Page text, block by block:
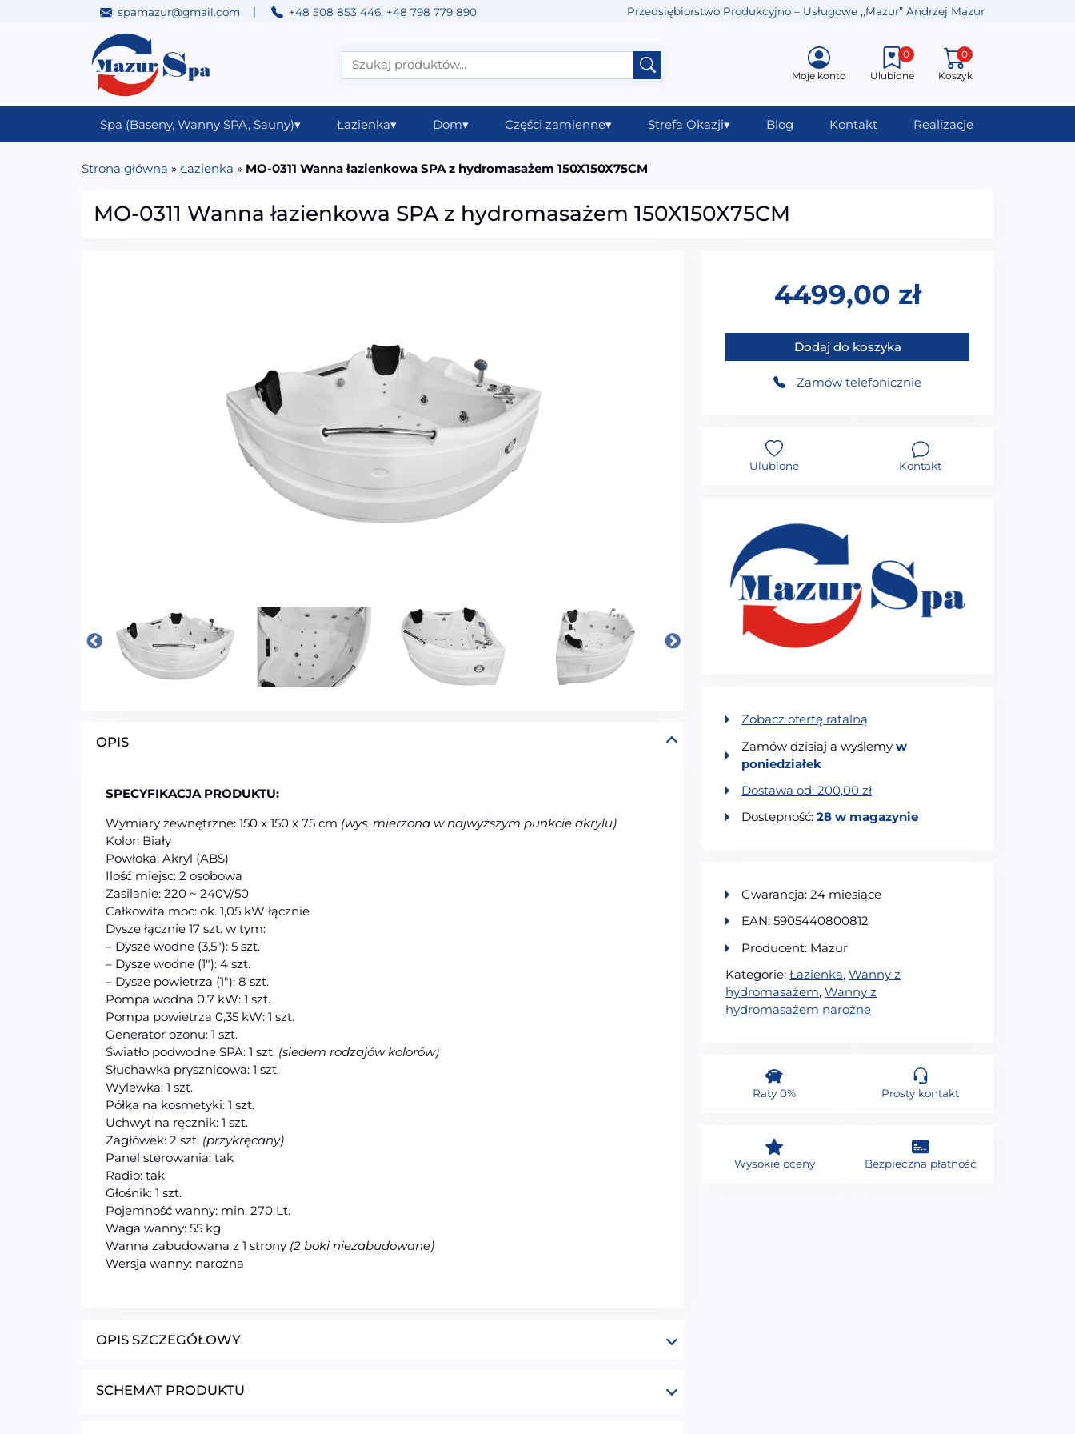
spamazur@gmail.com | +48 508 853 446, +48 798 779 890 Przedsiębiorstwo Produkcyjno – Usługowe ,,Mazur” Andrzej Mazur
Main Navigation Moje konto Ulubione
0
Koszyk
0
Spa (Baseny, Wanny SPA, Sauny)▾ Łazienka▾ Dom▾ Części zamienne▾ Strefa Okazji▾ Blog Kontakt Realizacje
Strona główna » Łazienka » MO-0311 Wanna łazienkowa SPA z hydromasażem 150X150X75CM
MO-0311 Wanna łazienkowa SPA z hydromasażem 150X150X75CM
OPIS
SPECYFIKACJA PRODUKTU:
Wymiary zewnętrzne: 150 x 150 x 75 cm (wys. mierzona w najwyższym punkcie akrylu)
Kolor: Biały
Powłoka: Akryl (ABS)
Ilość miejsc: 2 osobowa
Zasilanie: 220 ~ 240V/50
Całkowita moc: ok. 1,05 kW łącznie
Dysze łącznie 17 szt. w tym:
– Dysze wodne (3,5″): 5 szt.
– Dysze wodne (1″): 4 szt.
– Dysze powietrza (1″): 8 szt.
Pompa wodna 0,7 kW: 1 szt.
Pompa powietrza 0,35 kW: 1 szt.
Generator ozonu: 1 szt.
Światło podwodne SPA: 1 szt. (siedem rodzajów kolorów)
Słuchawka prysznicowa: 1 szt.
Wylewka: 1 szt.
Półka na kosmetyki: 1 szt.
Uchwyt na ręcznik: 1 szt.
Zagłówek: 2 szt. (przykręcany)
Panel sterowania: tak
Radio: tak
Głośnik: 1 szt.
Pojemność wanny: min. 270 Lt.
Waga wanny: 55 kg
Wanna zabudowana z 1 strony (2 boki niezabudowane)
Wersja wanny: narożna
OPIS SZCZEGÓŁOWY
SCHEMAT PRODUKTU
4499,00 zł
ilość MO-0311 Wanna łazienkowa SPA z hydromasażem
Dodaj do koszyka
Zamów telefonicznie
Ulubione Kontakt
Zobacz ofertę ratalną
Zamów dzisiaj a wyślemy w
poniedziałek
Dostawa od: 200,00 zł
Dostępność: 28 w magazynie
Gwarancja: 24 miesiące
EAN: 5905440800812
Producent: Mazur
Kategorie: Łazienka, Wanny z
hydromasażem, Wanny z
hydromasażem narożne
Raty 0% Prosty kontakt
Wysokie oceny Bezpieczna płatność